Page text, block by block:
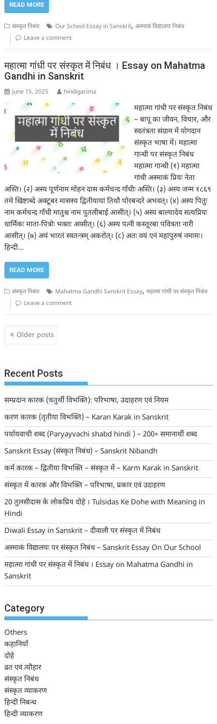
READ MORE
संस्कृत निबंध Our School Essay in Sanskrit,अस्माकं विद्यालयः निबंध
Leave a comment
महात्मा गांधी पर संस्कृत में निबंध । Essay on Mahatma
Gandhi in Sanskrit
June 15, 2025 hindigarima
महात्मा गांधी पर संस्कृत निबंध
– बापू का जीवन, विचार, और
स्वतंत्रता संग्राम में योगदान
संस्कृत भाषा में। महात्मा
गान्धी पर संस्कृत निबंध
महात्मा गान्धी (१) महात्मा
गांधी अस्माकं प्रियः नेता
अस्ति। (२) अस्य पूर्णनाम मोहन दास कर्मचन्द गाँधीः अस्ति। (३) अस्य जन्म १८६९
तमे खिष्टाब्दे अक्टूबर मासस्य द्वितीयायां तिथौ पोरबन्दरे अभवत्। (४) अस्य पितुः
नाम कर्मचन्द गाँधी मातुश्च नाम पुतलीबाई आसीत्। (५) अस्य बाल्यादेव सत्यप्रियः
धार्मिकः माता-पित्रोः भक्तः आसीत्। (६) अस्य पत्नी कस्तूरबा पवित्रता नारी
आसीत्। (७) अयं भारतं स्वतन्त्रम् अकरोत्। (८) अतः वयं एनं महापुरुषं नमामः।
हिन्दी…
READ MORE
संस्कृत निबंध Mahatma Gandhi Sanskrit Essay,महात्मा गांधी पर संस्कृत निबंध
Leave a comment
Posts
navigation
Older posts
Recent Posts
सम्प्रदान कारक (चतुर्थी विभक्ति): परिभाषा, उदाहरण एवं नियम
करण कारक (तृतीया विभक्ति) – Karan Karak in Sanskrit
पर्यायवाची शब्द (Paryayvachi shabd hindi ) – 200+ समानार्थी शब्द
Sanskrit Essay (संस्कृत निबंध) – Sanskrit Nibandh
कर्म कारक – द्वितीया विभक्ति – संस्कृत में – Karm Karak in Sanskrit
संस्कृत में कारक और विभक्ति – परिभाषा, प्रकार एवं उदाहरण
20 तुलसीदास के लोकप्रिय दोहे । Tulsidas Ke Dohe with Meaning in
Hindi
Diwali Essay in Sanskrit – दीवाली पर संस्कृत में निबंध
अस्माकं विद्यालयः पर संस्कृत निबंध – Sanskrit Essay On Our School
महात्मा गांधी पर संस्कृत में निबंध । Essay on Mahatma Gandhi in
Sanskrit
Category
Others
कहानियाँ
दोहे
व्रत एवं त्यौहार
संस्कृत निबंध
संस्कृत व्याकरण
हिन्दी निबन्ध
हिन्दी व्याकरण